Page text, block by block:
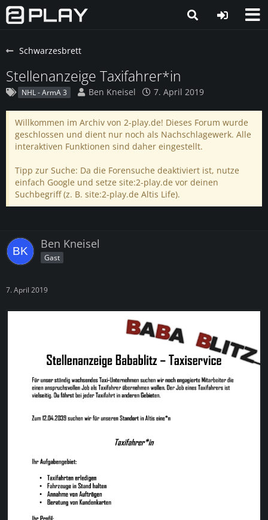
Schwarzesbrett
Stellenanzeige Taxifahrer*in
NHL - ArmA 3 Ben Kneisel 7. April 2019
Willkommen im Archiv von 2-play.de! Dieses Forum wurde
geschlossen und dient nur noch als Nachschlagewerk. Alle
interaktiven Funktionen sind daher eingestellt.
Tipp zur Suche: Da die Forensuche deaktiviert ist, nutze
einfach Google und setze site:2-play.de vor deinen
Suchbegriff (z. B. site:2-play.de Altis Life).
Ben Kneisel
Gast
7. April 2019